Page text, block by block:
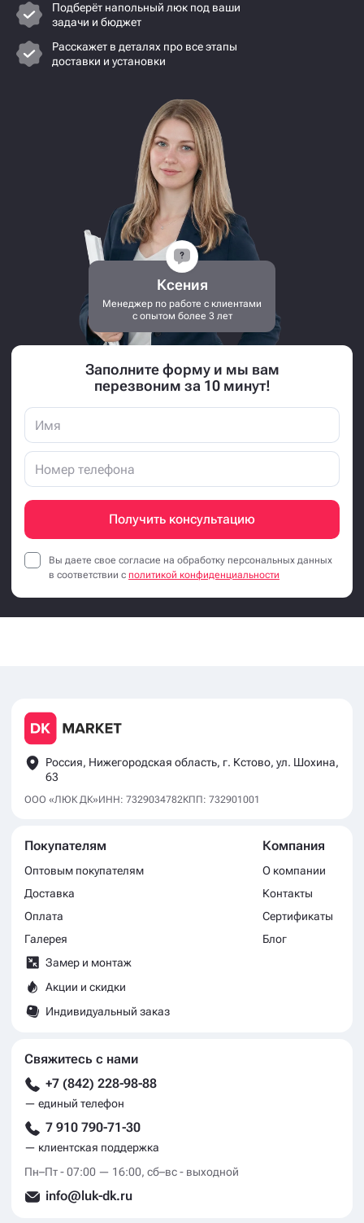
Подберёт напольный люк под ваши
задачи и бюджет
Расскажет в деталях про все этапы
доставки и установки
Ксения
Менеджер по работе с клиентами
с опытом более 3 лет
Заполните форму и мы вам
перезвоним за 10 минут!
Получить консультацию
Вы даете свое согласие на обработку персональных данных
в соответствии с политикой конфиденциальности
Россия, Нижегородская область, г. Кстово, ул. Шохина,
63
ООО «ЛЮК ДК»ИНН: 7329034782КПП: 732901001
Покупателям
Оптовым покупателям
Доставка
Оплата
Галерея
Замер и монтаж
Акции и скидки
Индивидуальный заказ
Компания
О компании
Контакты
Сертификаты
Блог
Свяжитесь с нами
+7 (842) 228-98-88
— единый телефон
7 910 790-71-30
— клиентская поддержка
Пн–Пт - 07:00 — 16:00, сб–вс - выходной
info@luk-dk.ru